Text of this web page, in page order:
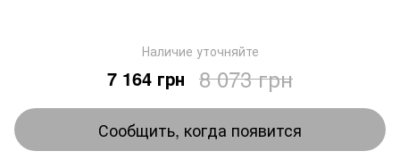
Наличие уточняйте
7 164 грн 8 073 грн
Сообщить, когда появится